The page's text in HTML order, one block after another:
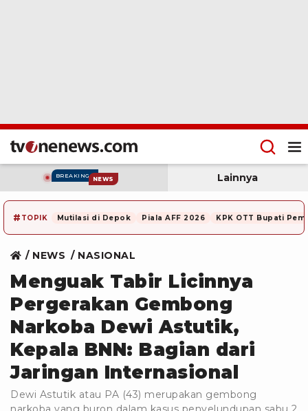
BREAKING NEWS Lainnya
# TOPIK Mutilasi di Depok Piala AFF 2026 KPK OTT Bupati
NEWS NASIONAL
Menguak Tabir Licinnya
Pergerakan Gembong
Narkoba Dewi Astutik,
Kepala BNN: Bagian dari
Jaringan Internasional
Dewi Astutik atau PA (43) merupakan gembong